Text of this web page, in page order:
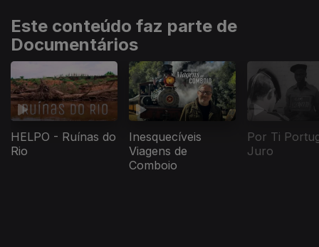
Este conteúdo faz parte de
Documentários
HELPO - Ruínas do
Rio
Inesquecíveis
Viagens de
Comboio
Por Ti
Juro